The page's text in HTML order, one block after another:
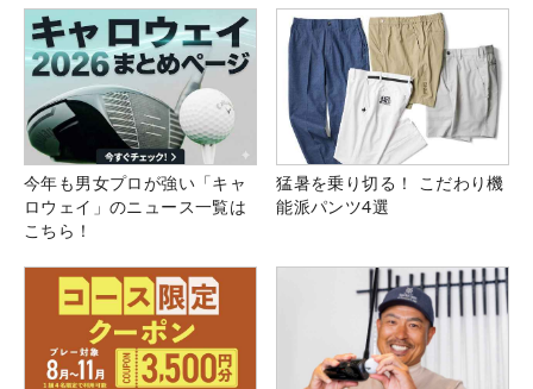
今年も男女プロが強い「キャ
ロウェイ」のニュース一覧は
こちら！
猛暑を乗り切る！ こだわり機
能派パンツ4選